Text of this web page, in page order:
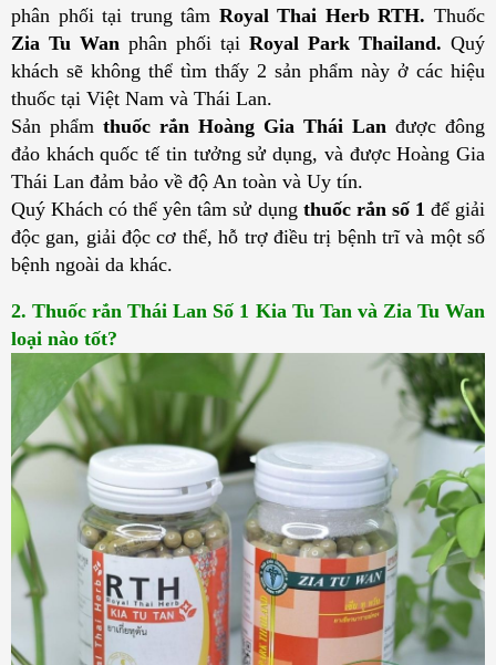
phân phối tại trung tâm Royal Thai Herb RTH. Thuốc
Zia Tu Wan phân phối tại Royal Park Thailand. Quý
khách sẽ không thể tìm thấy 2 sản phẩm này ở các hiệu
thuốc tại Việt Nam và Thái Lan.
Sản phẩm thuốc rắn Hoàng Gia Thái Lan được đông
đảo khách quốc tế tin tưởng sử dụng, và được Hoàng Gia
Thái Lan đảm bảo về độ An toàn và Uy tín.
Quý Khách có thể yên tâm sử dụng thuốc rắn số 1 để giải
độc gan, giải độc cơ thể, hỗ trợ điều trị bệnh trĩ và một số
bệnh ngoài da khác.
2. Thuốc rắn Thái Lan Số 1 Kia Tu Tan và Zia Tu Wan
loại nào tốt?